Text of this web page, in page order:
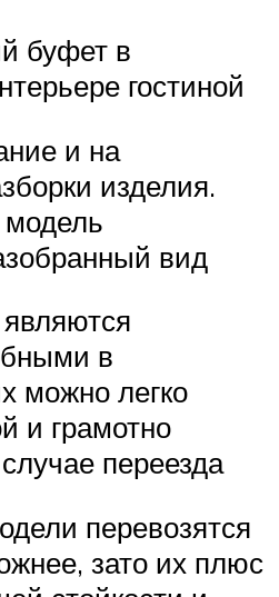
буфет в
гостиной
и на
изделия.
вид
в
можно легко
и грамотно
переезда
перевозятся
зато их плюс